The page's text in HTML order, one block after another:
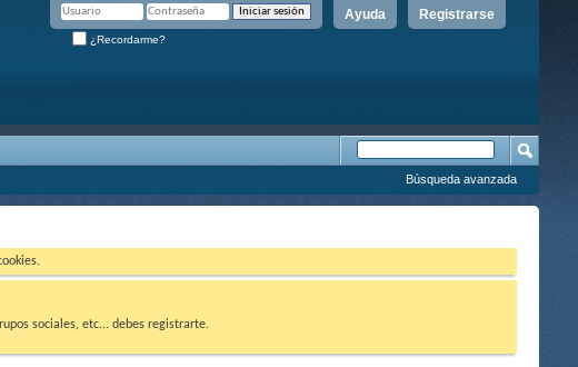
Registrarse
Ayuda
¿Recordarme?
Búsqueda avanzada
sociales, etc... debes registrarte.